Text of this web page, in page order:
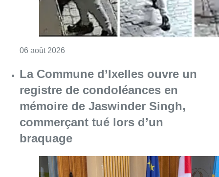
06 août 2026
La Commune d’Ixelles ouvre un
registre de condoléances en
mémoire de Jaswinder Singh,
commerçant tué lors d’un
braquage